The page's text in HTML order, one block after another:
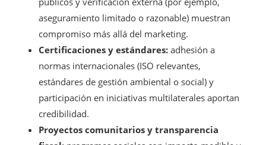
aseguramiento limitado o razonable) muestran
compromiso más allá del marketing.
Certificaciones y estándares: adhesión a
normas internacionales (ISO relevantes,
estándares de gestión ambiental o social) y
participación en iniciativas multilaterales aportan
credibilidad.
Proyectos comunitarios y transparencia